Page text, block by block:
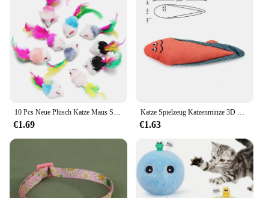
10 Pcs Neue Plüsch Katze Maus Spielzeug Mäuse Rassel Set Interaktive Haustier Spielzeug für Kätzchen Assorted Katzenminze Spielzeug mit Bunten feder Schwanz
€1.69
Katze Spielzeug Katzenminze 3D Simulation Fisch Goldfisch Kätzchen Spielzeug Kissenfisch Interaktive Sounding Katze Kauen Biss Plüsch Spielzeug Katze Liefert
€1.63